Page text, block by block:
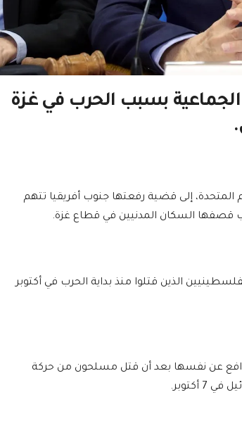
الجماعية بسبب الحرب في غزة
إلى قضية رفعتها جنوب أفريقيا تتهم
قصفها السكان المدنيين في قطاع غزة.
الذين قتلوا منذ بداية الحرب في أكتوبر
تدافع عن نفسها بعد أن قتل مسلحون من حركة